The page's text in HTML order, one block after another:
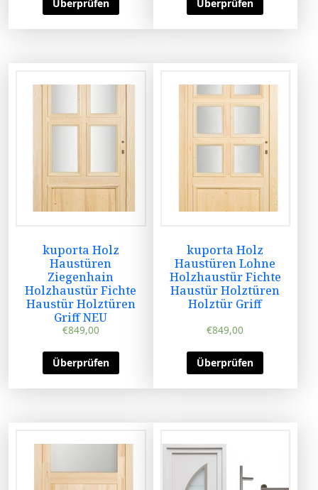
Überprüfen Überprüfen
kuporta Holz
Haustüren
Ziegenhain
Holzhaustür Fichte
Haustür Holztüren
Griff NEU
€849,00
Überprüfen
kuporta Holz
Haustüren Lohne
Holzhaustür Fichte
Haustür Holztüren
Holztür Griff
€849,00
Überprüfen